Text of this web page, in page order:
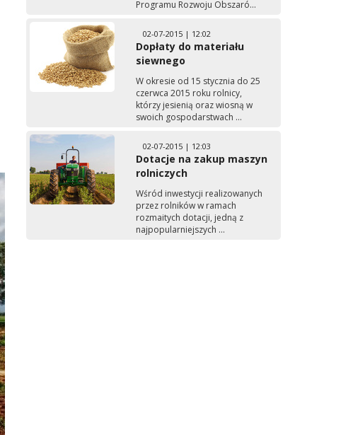
Programu Rozwoju Obszaró...
02-07-2015 | 12:02
Dopłaty do materiału
siewnego
W okresie od 15 stycznia do 25
czerwca 2015 roku rolnicy,
którzy jesienią oraz wiosną w
swoich gospodarstwach ...
02-07-2015 | 12:03
Dotacje na zakup maszyn
rolniczych
Wśród inwestycji realizowanych
przez rolników w ramach
rozmaitych dotacji, jedną z
najpopularniejszych ...